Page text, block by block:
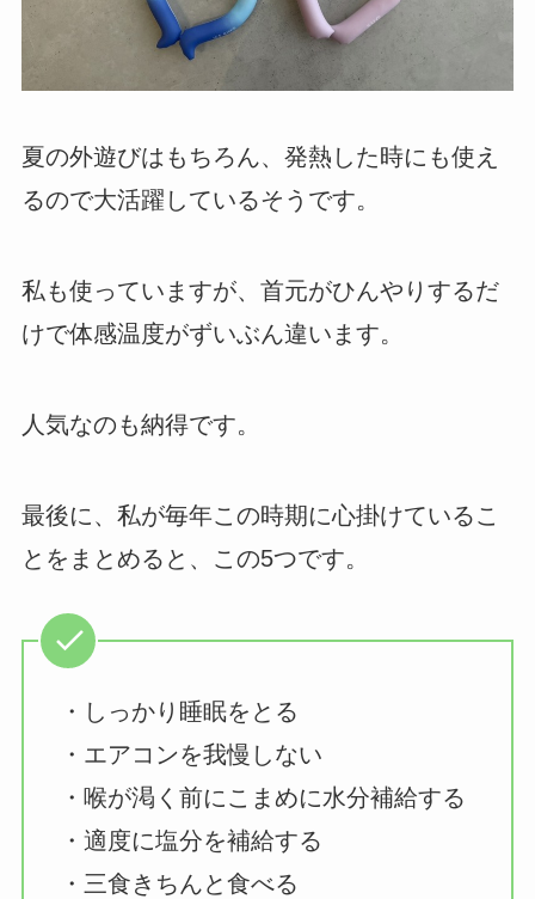
夏の外遊びはもちろん、発熱した時にも使え
るので大活躍しているそうです。
私も使っていますが、首元がひんやりするだ
けで体感温度がずいぶん違います。
人気なのも納得です。
最後に、私が毎年この時期に心掛けているこ
とをまとめると、この5つです。
・しっかり睡眠をとる
・エアコンを我慢しない
・喉が渇く前にこまめに水分補給する
・適度に塩分を補給する
・三食きちんと食べる